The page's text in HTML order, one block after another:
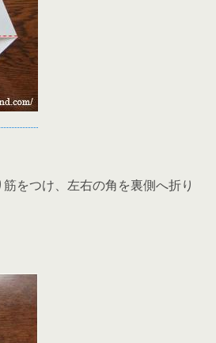
をつけ、左右の角を裏側へ折り